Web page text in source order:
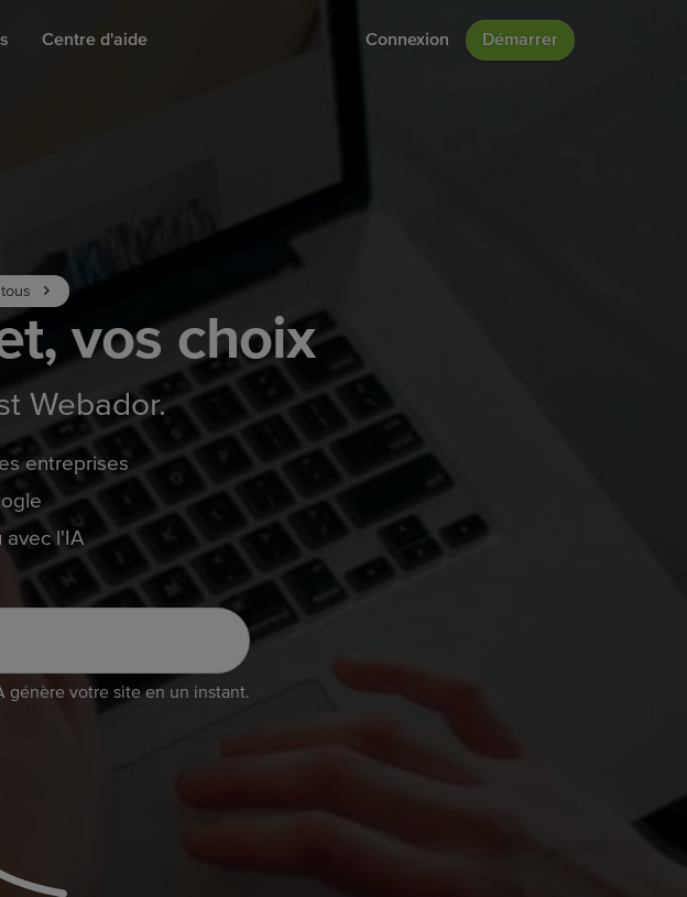
Centre d'aide Connexion Démarrer
vos choix
Webador.
entreprises
avec l'IA
votre site en un instant.